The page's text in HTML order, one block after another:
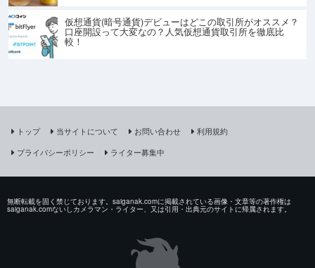
仮想通貨(暗号通貨)デビューはどこの取引所がオススメ？
口座開設って大変なの？人気仮想通貨取引所を徹底比
較！
トップ 当サイトについて お問い合わせ
利用規約
プライバシーポリシー
ライター募集中
無断転載を固く禁じております。saiganak.comに掲載されている画像・文章等の著作権は
saiganak.comないしカメラマン・ライター、又は引用・出典元のサイトに帰属されます。